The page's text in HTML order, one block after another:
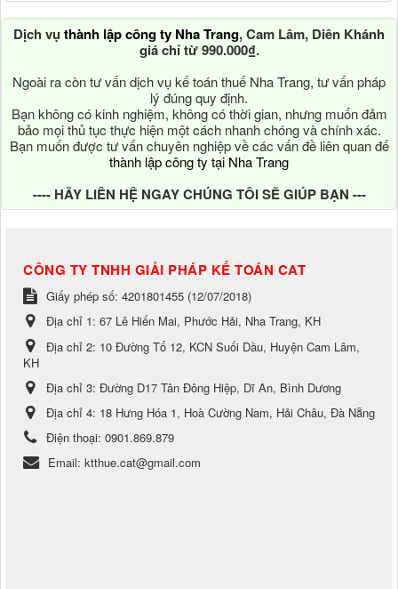
Dịch vụ thành lập công ty Nha Trang, Cam Lâm, Diên Khánh
giá chỉ từ 990.000₫.
Ngoài ra còn tư vấn dịch vụ kế toán thuế Nha Trang, tư vấn pháp
lý đúng quy định.
Bạn không có kinh nghiệm, không có thời gian, nhưng muốn đảm
bảo mọi thủ tục thực hiện một cách nhanh chóng và chính xác.
Bạn muốn được tư vấn chuyên nghiệp về các vấn đề liên quan đế
thành lập công ty tại Nha Trang
---- HÃY LIÊN HỆ NGAY CHÚNG TÔI SẼ GIÚP BẠN ---
CÔNG TY TNHH GIẢI PHÁP KẾ TOÁN CAT
Giấy phép số: 4201801455 (12/07/2018)
Địa chỉ 1: 67 Lê Hiến Mai, Phước Hải, Nha Trang, KH
Địa chỉ 2: 10 Đường Tổ 12, KCN Suối Dầu, Huyện Cam Lâm,
KH
Địa chỉ 3: Đường D17 Tân Đông Hiệp, Dĩ An, Bình Dương
Địa chỉ 4: 18 Hưng Hóa 1, Hoà Cường Nam, Hải Châu, Đà Nẵng
Điện thoại: 0901.869.879
Email: ktthue.cat@gmail.com